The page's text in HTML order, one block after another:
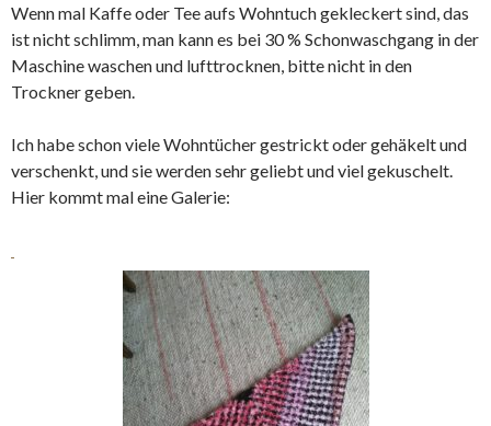
Wenn mal Kaffe oder Tee aufs Wohntuch gekleckert sind, das
ist nicht schlimm, man kann es bei 30 % Schonwaschgang in der
Maschine waschen und lufttrocknen, bitte nicht in den
Trockner geben.
Ich habe schon viele Wohntücher gestrickt oder gehäkelt und
verschenkt, und sie werden sehr geliebt und viel gekuschelt.
Hier kommt mal eine Galerie: